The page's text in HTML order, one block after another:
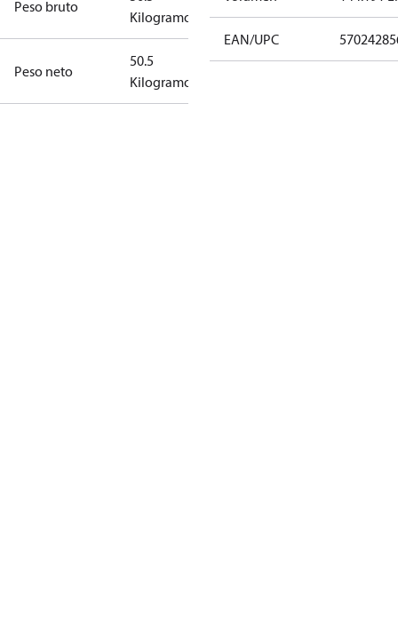
Peso bruto
Kilogramo
Peso neto
50.5
Kilogramo
EAN/UPC